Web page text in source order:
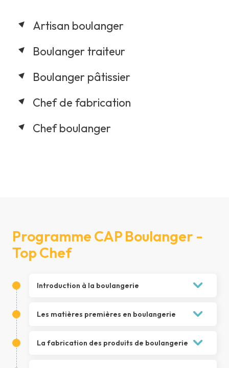
Artisan boulanger
Boulanger traiteur
Boulanger pâtissier
Chef de fabrication
Chef boulanger
Programme CAP Boulanger -
Top Chef
Introduction à la boulangerie
L’histoire de la boulangerie
Les produits de boulangerie
Les matières premières en boulangerie
1. Les matières premières de base
La fabrication des produits de boulangerie